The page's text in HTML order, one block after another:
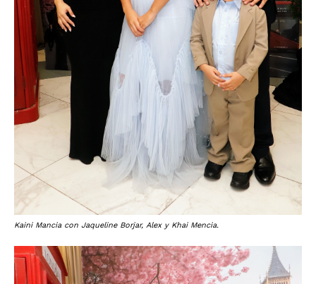
Kaini Mancia con Jaqueline Borjar, Alex y Khai Mencia.